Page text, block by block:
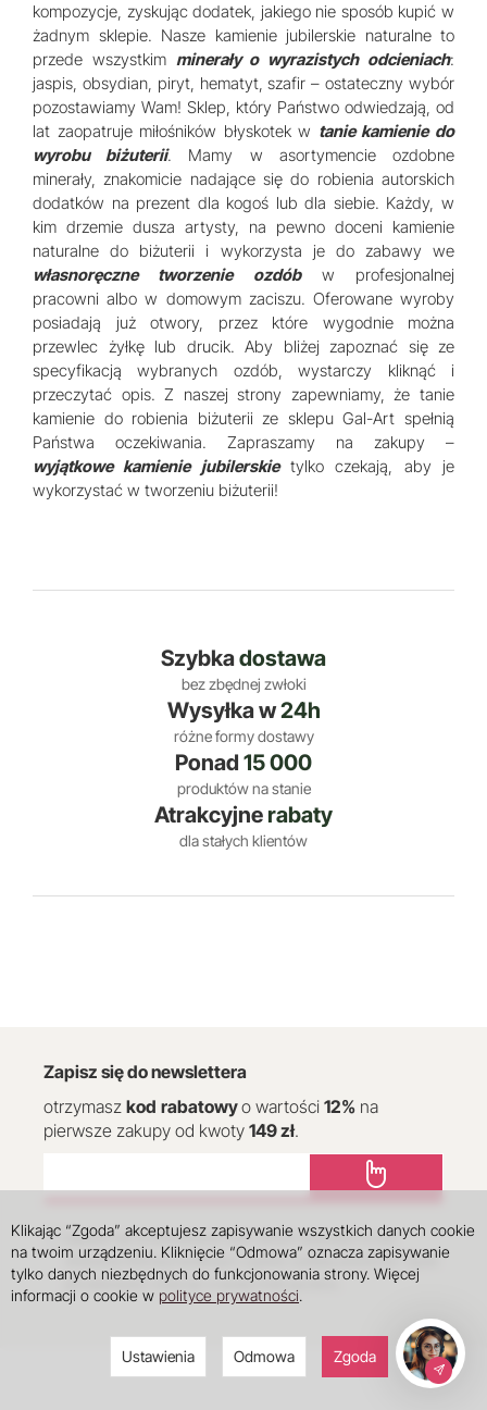
kompozycje, zyskując dodatek, jakiego nie sposób kupić w
żadnym sklepie. Nasze kamienie jubilerskie naturalne to
przede wszystkim minerały o wyrazistych odcieniach:
jaspis, obsydian, piryt, hematyt, szafir – ostateczny wybór
pozostawiamy Wam! Sklep, który Państwo odwiedzają, od
lat zaopatruje miłośników błyskotek w tanie kamienie do
wyrobu biżuterii. Mamy w asortymencie ozdobne
minerały, znakomicie nadające się do robienia autorskich
dodatków na prezent dla kogoś lub dla siebie. Każdy, w
kim drzemie dusza artysty, na pewno doceni kamienie
naturalne do biżuterii i wykorzysta je do zabawy we
własnoręczne tworzenie ozdóbw profesjonalnej
pracowni albo w domowym zaciszu. Oferowane wyroby
posiadają już otwory, przez które wygodnie można
przewlec żyłkę lub drucik. Aby bliżej zapoznać się ze
specyfikacją wybranych ozdób, wystarczy kliknąć i
przeczytać opis. Z naszej strony zapewniamy, że tanie
kamienie do robienia biżuterii ze sklepu Gal-Art spełnią
Państwa oczekiwania. Zapraszamy na zakupy –
wyjątkowe kamienie jubilerskietylko czekają, aby je
wykorzystać w tworzeniu biżuterii!
Szybkadostawa
bez zbędnej zwłoki
Wysyłka w24h
różne formy dostawy
Ponad 15 000
produktów na stanie
Atrakcyjnerabaty
dla stałych klientów
Zapisz się do newslettera
otrzymasz kod rabatowyo wartości 12% na
pierwsze zakupy od kwoty 149 zł.
Zgadzam się na przetwarzanie moich danych osobowych w celu
otrzymania informacji handlowych z godnie z polityką prywatności. Zgoda
jest dobrowolna i może być w każdej chwili wycofana.
Klikając “Zgoda” akceptujesz zapisywanie wszystkich danych cookie
na twoim urządzeniu. Kliknięcie “Odmowa” oznacza zapisywanie
tylko danych niezbędnych do funkcjonowania strony. Więcej
informacji o cookie w polityce prywatności.
Ustawienia Odmowa Zgoda